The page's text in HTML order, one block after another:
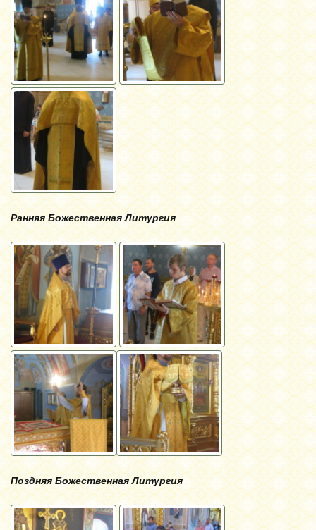
Ранняя Божественная Литургия
Поздняя Божественная Литургия